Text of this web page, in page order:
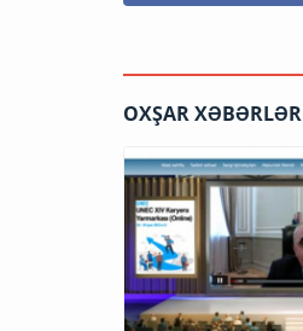
OXŞAR XƏBƏRLƏR